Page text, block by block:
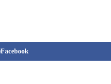
Facebook